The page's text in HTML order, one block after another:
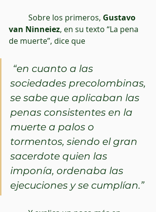
          Sobre los primeros,
Gustavo
van Ninneiez, en su texto “La pena
de muerte”, dice que
“en cuanto a las
sociedades precolombinas,
se sabe que aplicaban las
penas consistentes en la
muerte a palos o
tormentos, siendo el gran
sacerdote quien las
imponía, ordenaba las
ejecuciones y se cumplían.”